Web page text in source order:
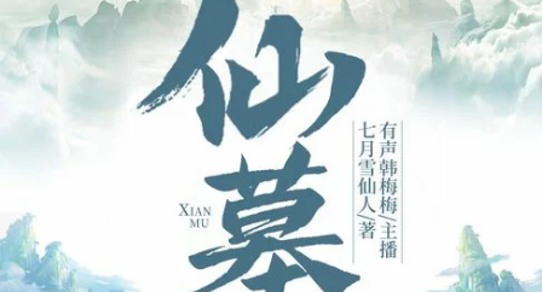
居家生活 3C家電 運動休閒 親子玩具
男裝 化妝保養
電子/紙本書
HOT